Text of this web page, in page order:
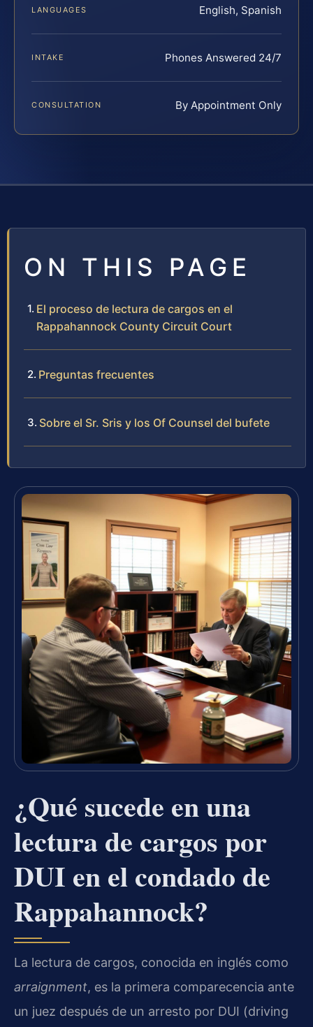
LANGUAGES English, Spanish
INTAKE Phones Answered 24/7
CONSULTATION By Appointment Only
ON THIS PAGE
El proceso de lectura de cargos en el
Rappahannock County Circuit Court
Preguntas frecuentes
Sobre el Sr. Sris y los Of Counsel del bufete
¿Qué sucede en una
lectura de cargos por
DUI en el condado de
Rappahannock?
La lectura de cargos, conocida en inglés como
arraignment, es la primera comparecencia ante
un juez después de un arresto por DUI (driving